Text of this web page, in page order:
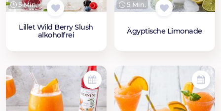
5 Min.
Lillet Wild Berry Slush
alkoholfrei
5 Min.
Ägyptische Limonade